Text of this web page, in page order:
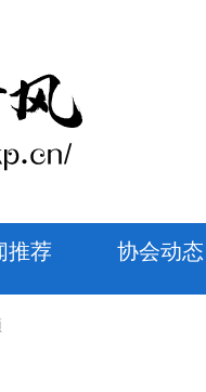
推荐 协会动态